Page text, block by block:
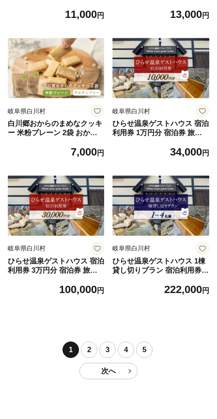
肉 国産 食べ比べ 白川郷 岐阜
ト 11000円 [MS023]
11,000円
00g ソーセージ 150g 冷凍真
ギフト お取り寄せ 13000円
【MS024】
13,000円
岐阜県白川村
白川郷おからのまめなクッキ
ー 米粉プレーン 2袋 おから
やつ 焼き菓子 7000円 [S911]
7,000円
岐阜県白川村
ひらせ温泉ゲストハウス 宿泊
利用券 1万円分 宿泊券 旅行
泊 温泉 白川村 世界遺産 観光
地応援 34000円 [S904]
34,000円
岐阜県白川村
ひらせ温泉ゲストハウス 宿泊
利用券 3万円分 宿泊券 旅行
泊 温泉 白川村 世界遺産 観光
100,000円
岐阜県白川村
ひらせ温泉ゲストハウス 1棟
貸し切りプラン 宿泊利用券 1
ポン チケット 旅行 宿泊 温泉
222,000円
1 2 3 4 5
次へ